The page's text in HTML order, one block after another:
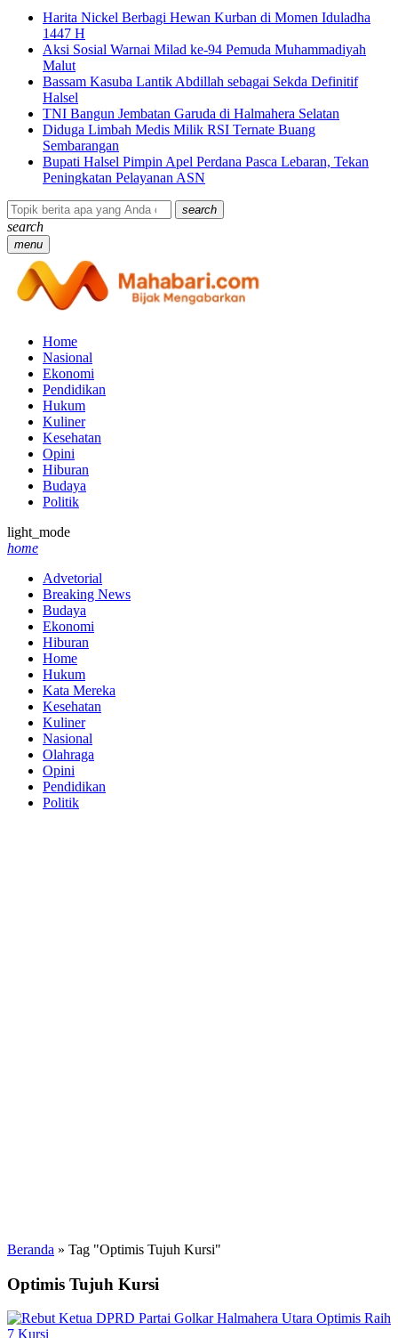
Harita Nickel Berbagi Hewan Kurban di Momen Iduladha
1447 H
Aksi Sosial Warnai Milad ke-94 Pemuda Muhammadiyah
Malut
Bassam Kasuba Lantik Abdillah sebagai Sekda Definitif
Halsel
TNI Bangun Jembatan Garuda di Halmahera Selatan
Diduga Limbah Medis Milik RSI Ternate Buang
Sembarangan
Bupati Halsel Pimpin Apel Perdana Pasca Lebaran, Tekan
Peningkatan Pelayanan ASN
search
search
menu
Home
Nasional
Ekonomi
Pendidikan
Hukum
Kuliner
Kesehatan
Opini
Hiburan
Budaya
Politik
light_mode
home
Advetorial
Breaking News
Budaya
Ekonomi
Hiburan
Home
Hukum
Kata Mereka
Kesehatan
Kuliner
Nasional
Olahraga
Opini
Pendidikan
Politik
Beranda » Tag "Optimis Tujuh Kursi"
Optimis Tujuh Kursi